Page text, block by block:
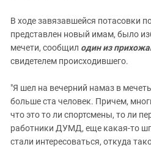
В ходе завязавшейся потасовки
представлен новый имам, было
мечети, сообщил один из
свидетелем происходившего.
"Я шел на вечерний намаз в
больше ста человек. Причем,
что это то ли спортсмены, то ли
работники ДУМД, еще какая-то
стали интересоваться, откуда